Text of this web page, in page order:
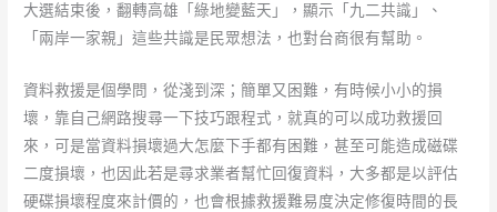
大選結束後，翻轉高雄「綠地變藍天」，顯示「九二共識」、
「兩岸一家親」這些共識是民眾想法，也對台商很有幫助。
資料救援是個學問，從淺到深；簡單又困難，有時候小小的損
壞，靠自己網路搜尋一下技巧跟程式，就真的可以成功救援回
來，可是當資料損壞過大怎麼下手都有困難，甚至可能造成磁碟
二度損壞，也因此若是尋求業者幫忙回復資料，大多都是以評估
硬碟損壞程度來計價的，也會根據救援難易度決定修復時間的長